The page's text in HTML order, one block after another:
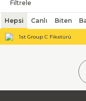
Filtrele
Hepsi Canlı Biten
1st Group C Fikstürü